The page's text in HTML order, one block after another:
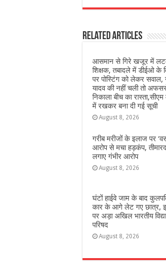
c
e
b
o
o
k
at
s
A
p
p
ss
n
g
e
r
Related Articles
आसमान से गिरे खजूर में
शिक्षक, तबादले में डीईओ के
पर पोस्टिंग को लेकर
यादव की नहीं चली तो
निकाला बीच का
में रखकर बना दी गई सूची
August 8, 2026
गरीब मरीजों के इलाज पर
आरोप से मचा हड़कंप,
लगाए गंभीर आरोप
August 8, 2026
घंटों हाईवे जाम के बाद
कार के आगे लेट गए छात्र,
पर अड़ा अखिल भारतीय
परिषद
August 8, 2026